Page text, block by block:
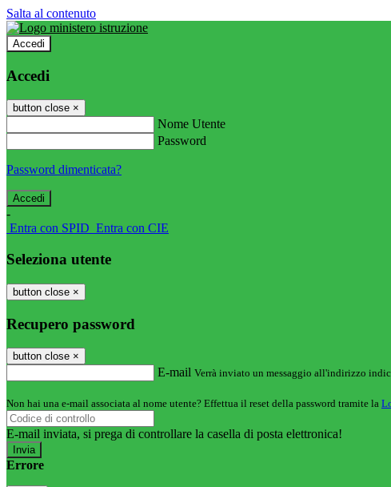
Salta al contenuto
Accedi
Accedi
button close ×
Nome Utente
Password
Password dimenticata?
-
Entra con SPID Entra con CIE
Seleziona utente
button close ×
Recupero password
button close ×
E-mail Verrà inviato un messaggio all'indirizzo
Non hai una e-mail associata al nome utente? Effettua il reset della password tramite la
E-mail inviata, si prega di controllare la casella di posta elettronica!
Errore